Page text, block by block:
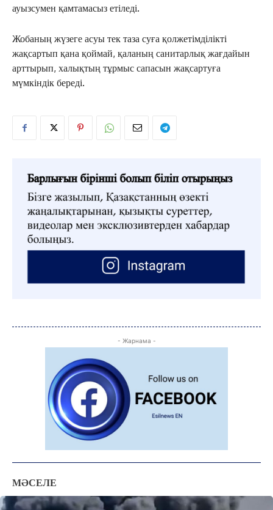
ауызсумен қамтамасыз етіледі.
Жобаның жүзеге асуы тек таза суға қолжетімділікті
жақсартып қана қоймай, қаланың санитарлық жағдайын
арттырып, халықтың тұрмыс сапасын жақсартуға
мүмкіндік береді.
- Жарнама -
МӘСЕЛЕ